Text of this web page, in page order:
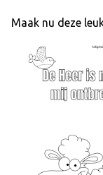
Maak nu deze